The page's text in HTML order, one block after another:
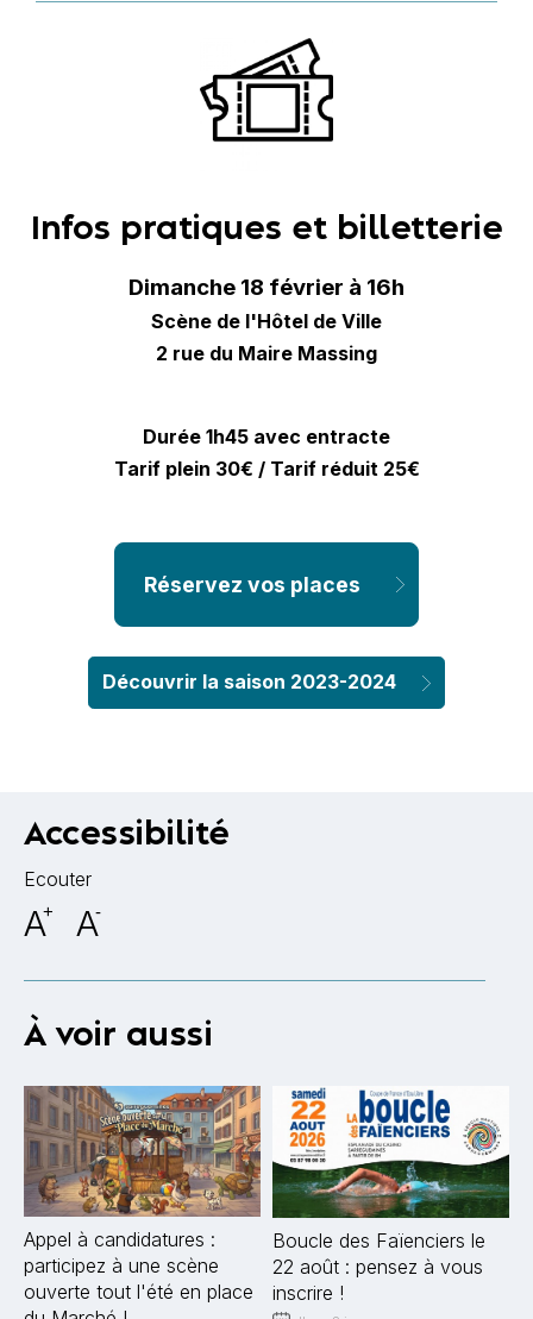
Infos pratiques et billetterie
Dimanche 18 février à 16h
Scène de l'Hôtel de Ville
2 rue du Maire Massing
Durée 1h45 avec entracte
Tarif plein 30€ / Tarif réduit 25€
Réservez vos places
Découvrir la saison 2023-2024
Accessibilité
Ecouter
A+ A-
À voir aussi
Appel à candidatures :
participez à une scène
ouverte tout l'été en place
Boucle des Faïenciers le
22 août : pensez à vous
inscrire !